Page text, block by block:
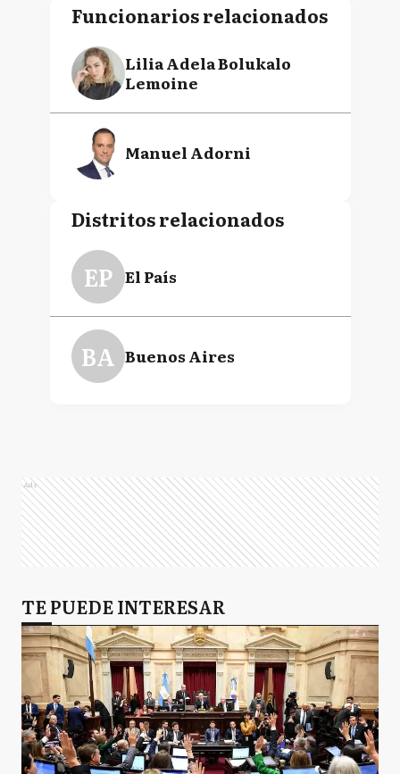
Funcionarios relacionados
Lilia Adela Bolukalo
Lemoine
Manuel Adorni
Distritos relacionados
EP El País
BA Buenos Aires
Ads
TE PUEDE INTERESAR